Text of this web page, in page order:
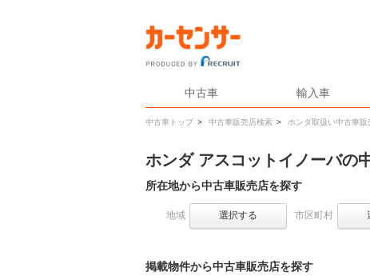
中古車 輸入車
中古車トップ > 中古車販売店検索 > ホンダ取扱い中古車販
ホンダ アスコットイノーバの
所在地から中古車販売店を探す
地域 選択する 市区町村
掲載物件から中古車販売店を探す